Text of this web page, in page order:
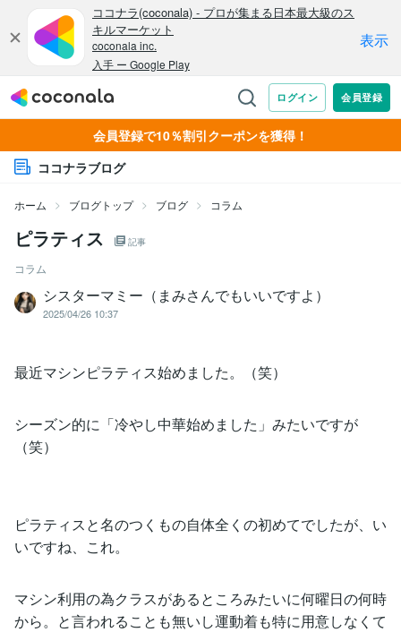
会員登録で10％割引クーポンを獲得！
ココナラブログ
ホーム ブログトップ ブログ コラム
ピラティス 記事
コラム
シスターマミー（まみさんでもいいですよ）
2025/04/26 10:37
最近マシンピラティス始めました。（笑）
シーズン的に「冷やし中華始めました」みたいですが
（笑）
ピラティスと名のつくもの自体全くの初めてでしたが、い
いですね、これ。
マシン利用の為クラスがあるところみたいに何曜日の何時
から。と言われることも無いし運動着も特に用意しなくて